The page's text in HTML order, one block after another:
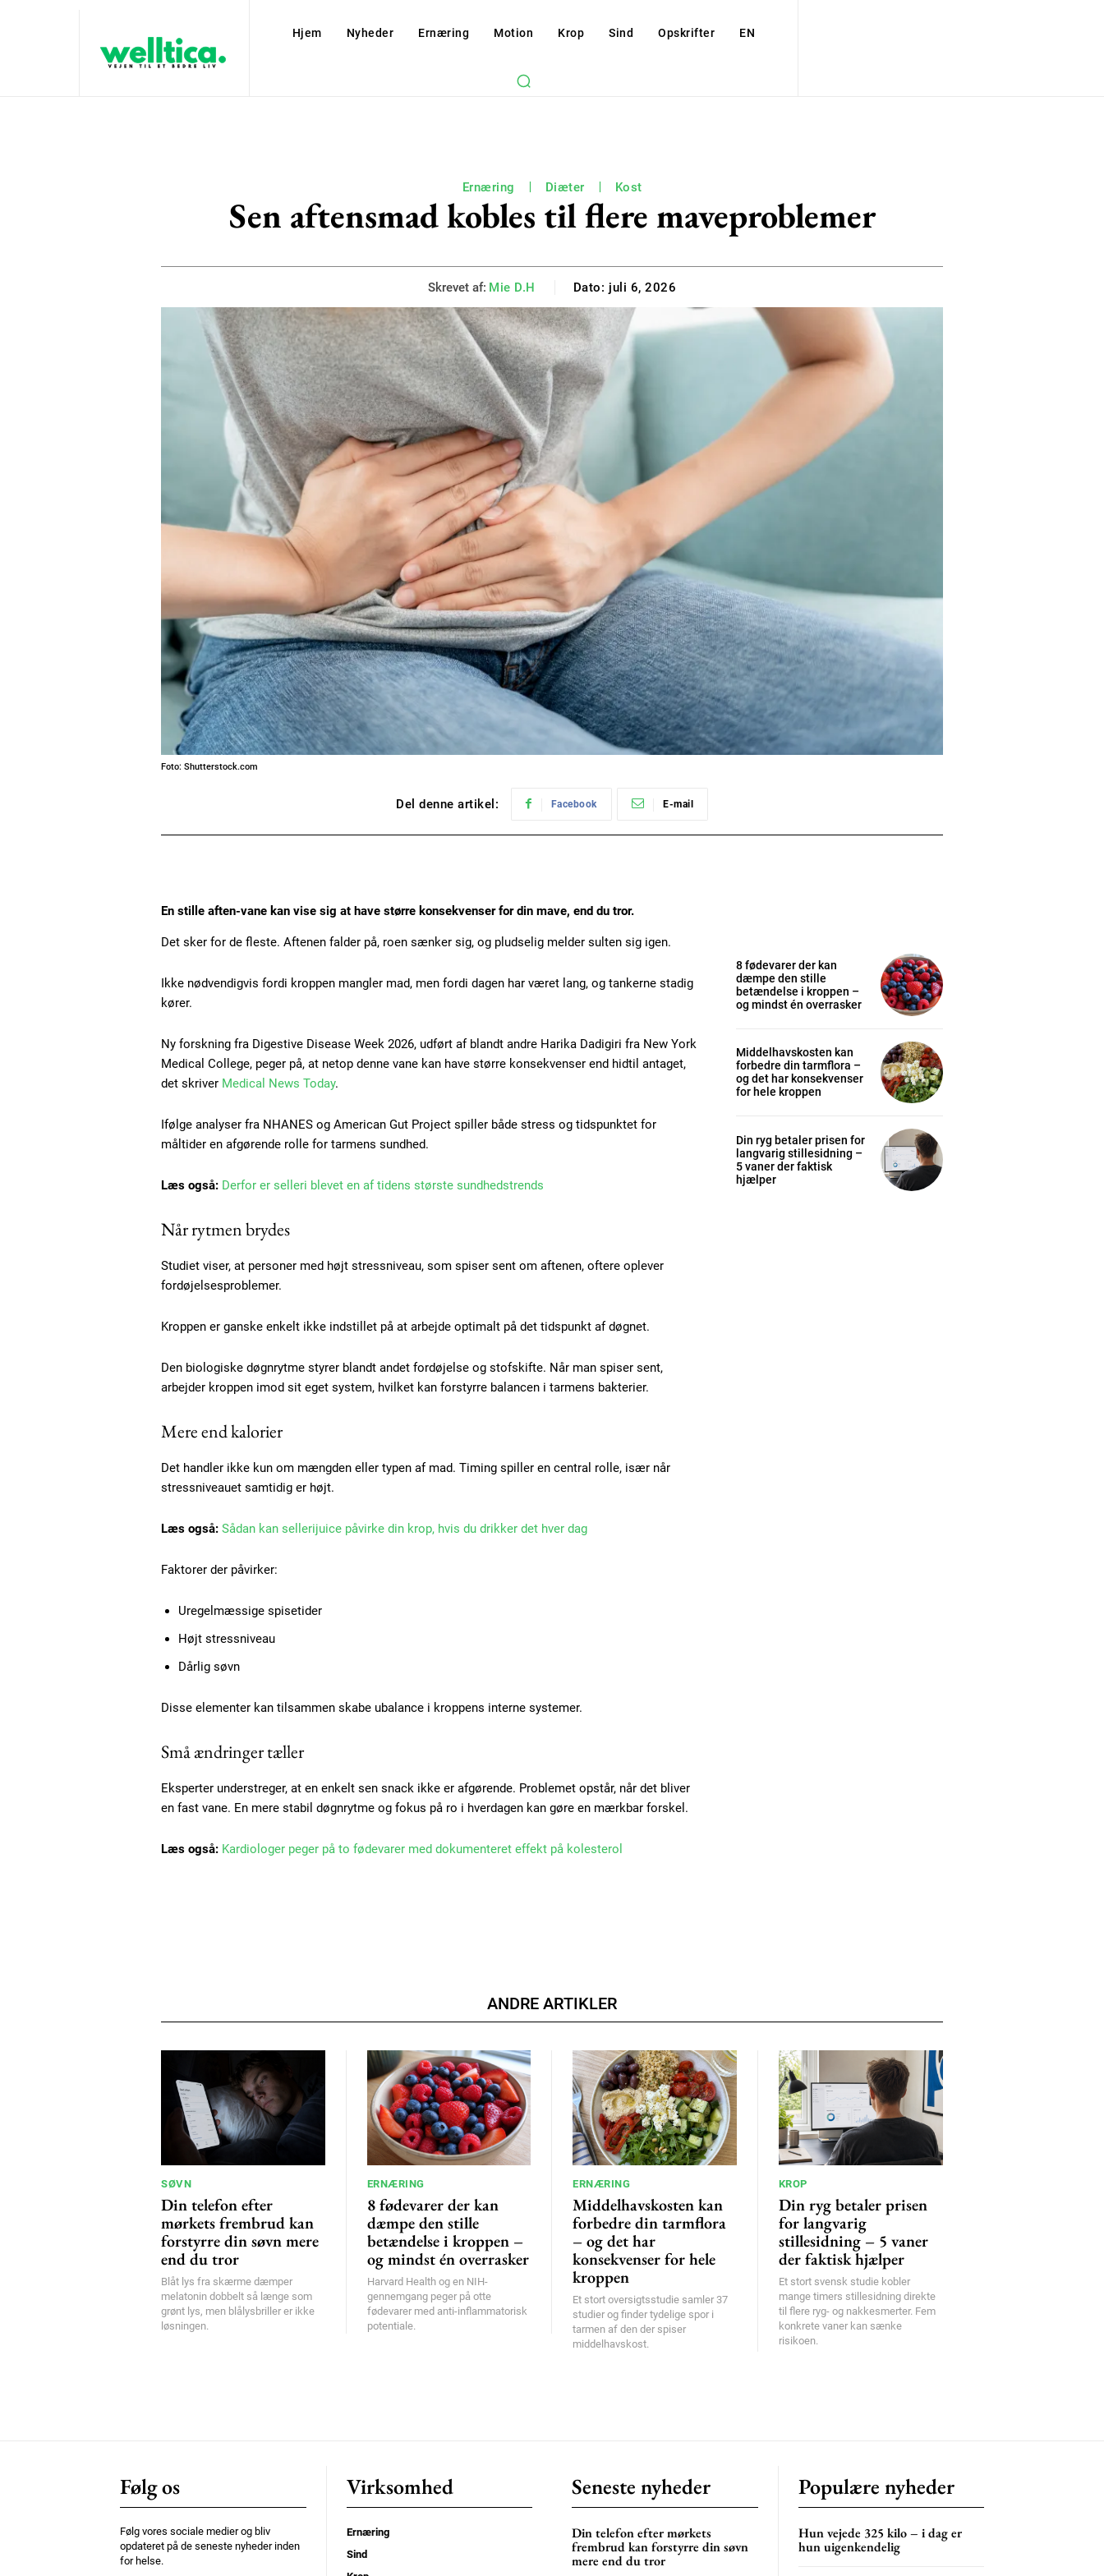
Subscription Plans
Free limited access
Gratis / forever
Etiam est nibh, lobortis sit
Praesent euismod ac
Nullam eu erat condimentum
Orci varius natoque dolor
Member full access
100
Etiam est nibh, lobortis sit
Hjem Nyheder Ernæring Motion Krop Sind Opskrifter EN
Ernæring Diæter Kost
Sen aftensmad kobles til flere maveproblemer
Skrevet af: Mie D.H Dato: juli 6, 2026
Foto: Shutterstock.com
Del denne artikel: Facebook E-mail
En stille aften-vane kan vise sig at have større konsekvenser for din mave, end du tror.
Det sker for de fleste. Aftenen falder på, roen sænker sig, og pludselig melder sulten sig igen.
Ikke nødvendigvis fordi kroppen mangler mad, men fordi dagen har været lang, og tankerne stadig
kører.
Ny forskning fra Digestive Disease Week 2026, udført af blandt andre Harika Dadigiri fra New York
Medical College, peger på, at netop denne vane kan have større konsekvenser end hidtil antaget,
det skriver Medical News Today.
Ifølge analyser fra NHANES og American Gut Project spiller både stress og tidspunktet for
måltider en afgørende rolle for tarmens sundhed.
Læs også: Derfor er selleri blevet en af tidens største sundhedstrends
Når rytmen brydes
Studiet viser, at personer med højt stressniveau, som spiser sent om aftenen, oftere oplever
fordøjelsesproblemer.
Kroppen er ganske enkelt ikke indstillet på at arbejde optimalt på det tidspunkt af døgnet.
Den biologiske døgnrytme styrer blandt andet fordøjelse og stofskifte. Når man spiser sent,
arbejder kroppen imod sit eget system, hvilket kan forstyrre balancen i tarmens bakterier.
Mere end kalorier
Det handler ikke kun om mængden eller typen af mad. Timing spiller en central rolle, især når
stressniveauet samtidig er højt.
Læs også: Sådan kan sellerijuice påvirke din krop, hvis du drikker det hver dag
Faktorer der påvirker:
Uregelmæssige spisetider
Højt stressniveau
Dårlig søvn
Disse elementer kan tilsammen skabe ubalance i kroppens interne systemer.
Små ændringer tæller
Eksperter understreger, at en enkelt sen snack ikke er afgørende. Problemet opstår, når det bliver
en fast vane. En mere stabil døgnrytme og fokus på ro i hverdagen kan gøre en mærkbar forskel.
Læs også: Kardiologer peger på to fødevarer med dokumenteret effekt på kolesterol
8 fødevarer der kan
dæmpe den stille
betændelse i kroppen –
og mindst én overrasker
Middelhavskosten kan
forbedre din tarmflora –
og det har konsekvenser
for hele kroppen
Din ryg betaler prisen for
langvarig stillesidning –
5 vaner der faktisk
hjælper
ANDRE ARTIKLER
SØVN
Din telefon efter
mørkets frembrud kan
forstyrre din søvn mere
end du tror
Blåt lys fra skærme dæmper
melatonin dobbelt så længe som
grønt lys, men blålysbriller er ikke
løsningen.
ERNÆRING
8 fødevarer der kan
dæmpe den stille
betændelse i kroppen –
og mindst én overrasker
Harvard Health og en NIH-
gennemgang peger på otte
fødevarer med anti-inflammatorisk
potentiale.
ERNÆRING
Middelhavskosten kan
forbedre din tarmflora
– og det har
konsekvenser for hele
kroppen
Et stort oversigtsstudie samler 37
studier og finder tydelige spor i
tarmen af den der spiser
middelhavskost.
KROP
Din ryg betaler prisen
for langvarig
stillesidning – 5 vaner
der faktisk hjælper
Et stort svensk studie kobler
mange timers stillesidning direkte
til flere ryg- og nakkesmerter. Fem
konkrete vaner kan sænke
risikoen.
Følg os
Følg vores sociale medier og bliv
opdateret på de seneste nyheder inden
for helse.
Virksomhed
Ernæring
Sind
Seneste nyheder
Din telefon efter mørkets
frembrud kan forstyrre din søvn
mere end du tror
Populære nyheder
Hun vejede 325 kilo – i dag er
hun uigenkendelig